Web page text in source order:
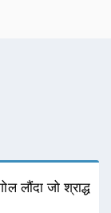
लौंदा जो श्राद्ध